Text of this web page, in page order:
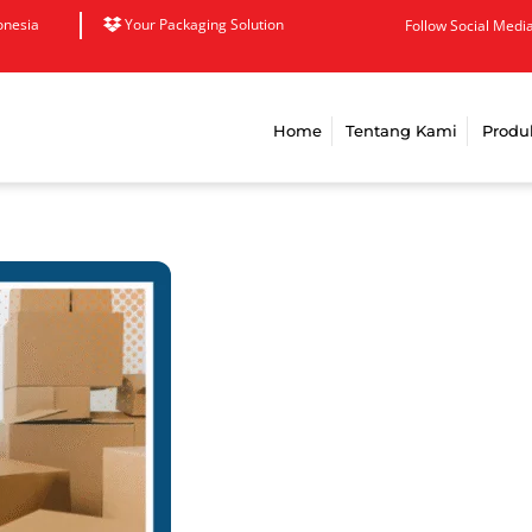
Your Packaging Solution Follow Social
Home Tentang Kami